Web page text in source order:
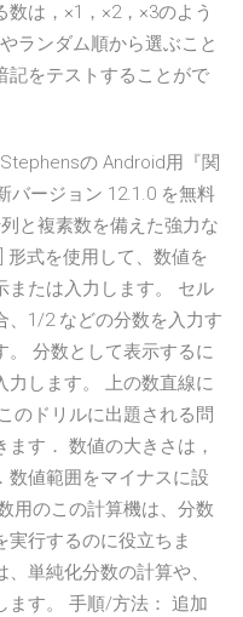
は，×1，×2，×3のよう
ランダム順から選ぶこと
記をテストすることがで
の Android用『関
バージョン 12.1.0 を無料
と複素数を備えた強力な
形式を使用して、数値を
または入力します。 セル
、1/2 などの分数を入力す
。 分数として表示するに
力します。 上の数直線に
のドリルに出題される問
す． 数値の大きさは，
数値範囲をマイナスに設
用のこの計算機は、分数
行するのに役立ちま
単純化分数の計算や、
ます。 手順/方法： 追加